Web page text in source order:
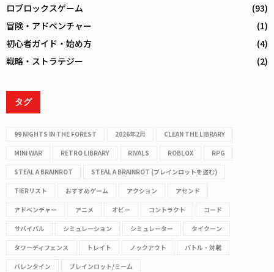
ロブロックスゲーム
(93)
冒険・アドベンチャー
(1)
初心者ガイド・始め方
(4)
戦略・ストラテジー
(2)
タグ
99 NIGHTS IN THE FOREST 2026年2月 CLEAN THE LIBRARY
MINI WAR RETRO LIBRARY RIVALS ROBLOX RPG
STEAL A BRAINROT STEAL A BRAINROT (ブレインロットを盗む)
TIERリスト おすすめゲーム アクション アセンド
アドベンチャー アニメ オビー コントラクト コード
サバイバル シミュレーション シミュレーター タイクーン
タワーディフェンス トレイト ノックアウト バトル・対戦
バレンタイン ブレインロット/ミーム